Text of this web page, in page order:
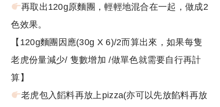
再取出120g原麵團，輕輕地混合在一起，做成2
色效果。
【120g麵團因應(30g X 6)/2而算出來，如果每隻
老虎份量減少/ 隻數增加 /做單色就需要自行再計
算】
老虎包入饀料再放上pizza(亦可以先放餡料再放